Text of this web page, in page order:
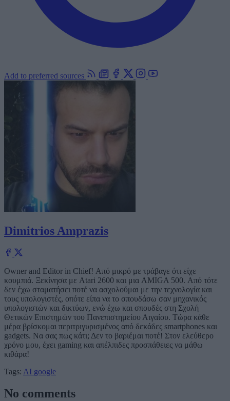
Add to preferred sources
Dimitrios Amprazis
Owner and Editor in Chief! Από μικρό με τράβαγε ότι είχε
κουμπιά. Ξεκίνησα με Atari 2600 και μια AMIGA 500. Από τότε
δεν έχω σταματήσει ποτέ να ασχολούμαι με την τεχνολογία και
τους υπολογιστές, οπότε είπα να το σπουδάσω σαν μηχανικός
υπολογιστών και δικτύων, ενώ έχω και σπουδές στη Σχολή
Θετικών Επιστημών του Πανεπιστημείου Αιγαίου. Τώρα κάθε
μέρα βρίσκομαι περιτριγυρισμένος από δεκάδες smartphones και
gadgets. Να σας πως κάτι; Δεν το βαριέμαι ποτέ! Στον ελεύθερο
χρόνο μου, έχει gaming και απέλπιδες προσπάθειες να μάθω
κιθάρα!
Tags: AI google
No comments